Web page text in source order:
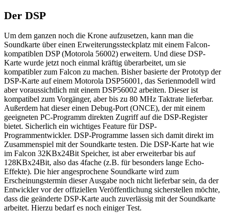
Der DSP
Um dem ganzen noch die Krone aufzusetzen, kann man die
Soundkarte über einen Erweiterungssteckplatz mit einem Falcon-
kompatiblen DSP (Motorola 56002) erweitern. Und diese DSP-
Karte wurde jetzt noch einmal kräftig überarbeitet, um sie
kompatibler zum Falcon zu machen. Bisher basierte der Prototyp der
DSP-Karte auf einem Motorola DSP56001, das Serienmodell wird
aber voraussichtlich mit einem DSP56002 arbeiten. Dieser ist
kompatibel zum Vorgänger, aber bis zu 80 MHz Taktrate lieferbar.
Außerdem hat dieser einen Debug-Port (ONCE), der mit einem
geeigneten PC-Programm direkten Zugriff auf die DSP-Register
bietet. Sicherlich ein wichtiges Feature für DSP-
Programmentwickler. DSP-Programme lassen sich damit direkt im
Zusammenspiel mit der Soundkarte testen. Die DSP-Karte hat wie
im Falcon 32KBx24Bit Speicher, ist aber erweiterbar bis auf
128KBx24Bit, also das 4fache (z.B. für besonders lange Echo-
Effekte). Die hier angesprochene Soundkarte wird zum
Erscheinungstermin dieser Ausgabe noch nicht lieferbar sein, da der
Entwickler vor der offiziellen Veröffentlichung sicherstellen möchte,
dass die geänderte DSP-Karte auch zuverlässig mit der Soundkarte
arbeitet. Hierzu bedarf es noch einiger Test.